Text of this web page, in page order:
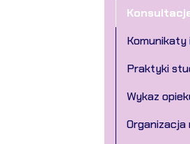
Praktyki
Wykaz
Organizacja